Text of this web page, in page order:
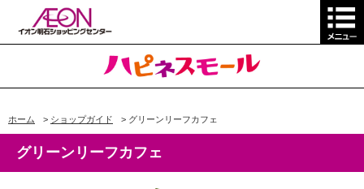
ホーム > ショップガイド > グリーンリーフカフェ
グリーンリーフカフェ